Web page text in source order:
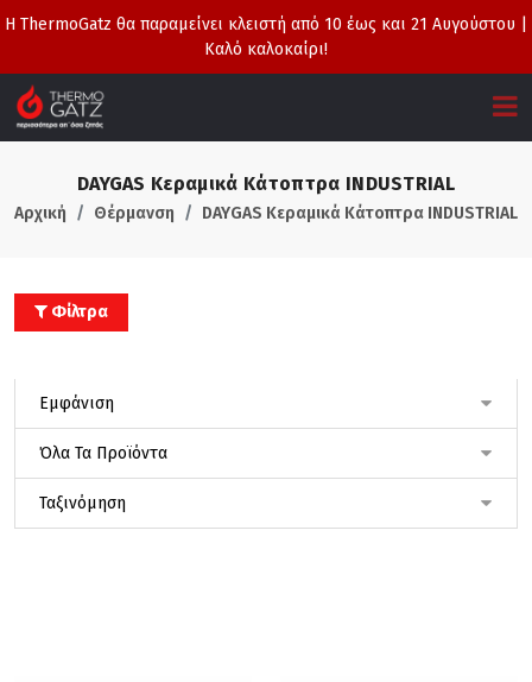
Η ThermoGatz θα παραμείνει κλειστή από 10 έως και 21 Αυγούστου |
Καλό καλοκαίρι!
DAYGAS Κεραμικά Κάτοπτρα INDUSTRIAL
Αρχική Θέρμανση DAYGAS Κεραμικά Κάτοπτρα INDUSTRIAL
Φίλτρα